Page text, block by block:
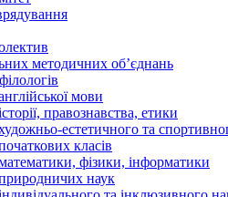
методичних об’єднань
мови
правознавства, етики
естетичного та
класів
фізики, інформатики
наук